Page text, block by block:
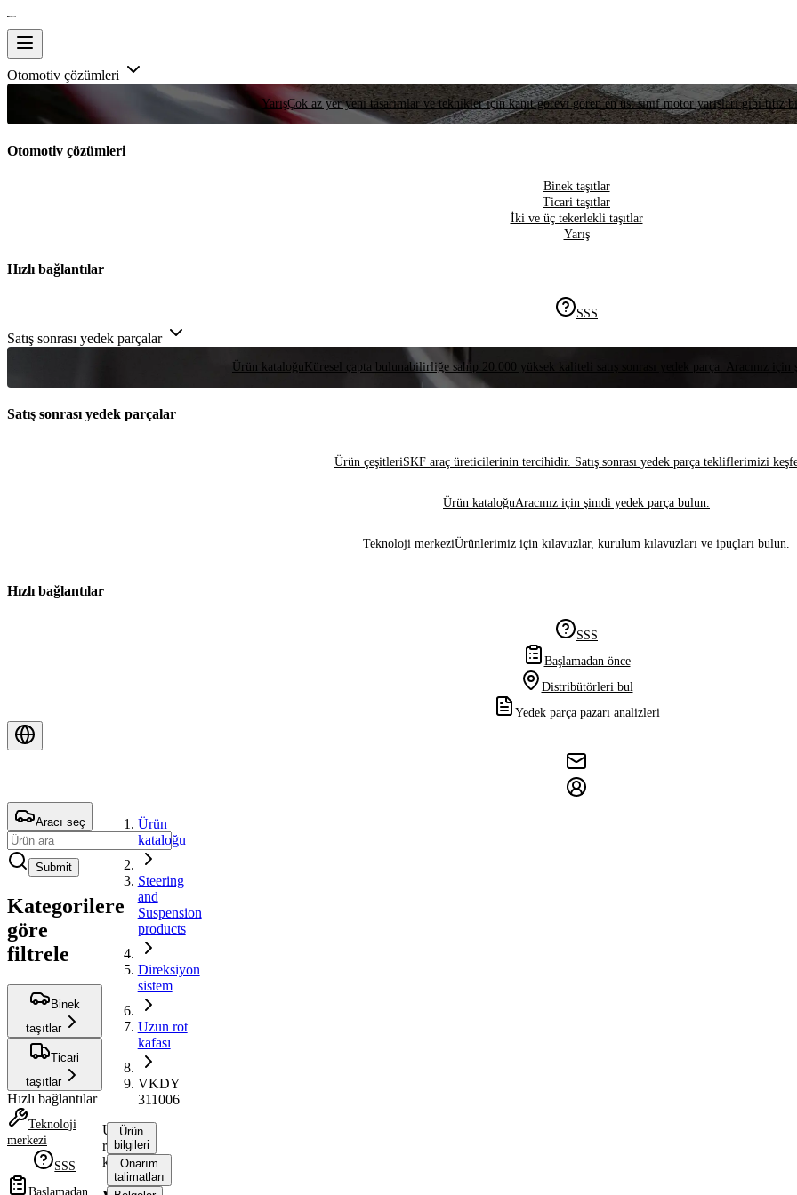
Otomotiv çözümleri
YarışÇok az yer yeni tasarımlar ve teknikler için kanıt görevi gören en üst sınıf motor yarışları gibi titiz
Otomotiv çözümleri
Binek taşıtlar
Ticari taşıtlar
İki ve üç tekerlekli taşıtlar
Yarış
Hızlı bağlantılar
SSS
Satış sonrası yedek parçalar
Ürün kataloğu Küresel çapta bulunabilirliğe sahip 20.000 yüksek kaliteli satış sonrası yedek parça. Aracınız
Satış sonrası yedek parçalar
Ürün çeşitleriSKF araç üreticilerinin tercihidir. Satış sonrası yedek parça tekliflerimizi
Ürün kataloğuAracınız için şimdi yedek parça bulun.
Teknoloji merkeziÜrünlerimiz için kılavuzlar, kurulum kılavuzları ve ipuçları bulun.
Hızlı bağlantılar
SSS
Başlamadan önce
Distribütörleri bul
Yedek parça pazarı analizleri
Aracı seç
Submit
Kategorilere
göre
filtrele
Binek
taşıtlar
Ticari
taşıtlar
Hızlı bağlantılar
Teknoloji
merkezi
SSS
Başlamadan
Ürün
kataloğu
Steering
and
Suspension
products
Direksiyon
sistem
Uzun rot
kafası
VKDY
311006
Uzun
rot
kafası
Ürün
bilgileri
Onarım
talimatları